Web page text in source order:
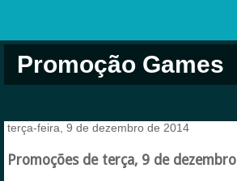
Promoção Games
terça-feira, 9 de dezembro de 2014
Promoções de terça, 9 de dezembro